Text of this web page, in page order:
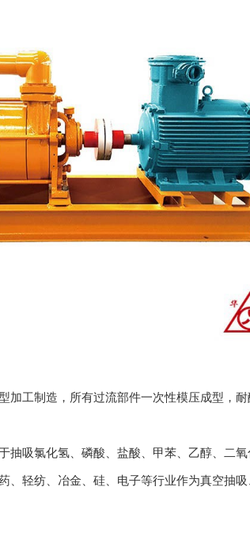
工制造，所有过流部件一次性模压成型，
吸氯化氢、磷酸、盐酸、甲苯、乙醇、二
轻纺、冶金、硅、电子等行业作为真空抽